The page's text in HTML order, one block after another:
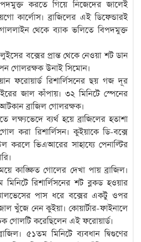
করতে গিয়ে নিজেদের জালেই
কার্লোস। ব্রাজিলের এই ডিফেন্ডারই
থেকে ব্যাক ভলিতে বিপদমুক্ত
বক্সের প্রান্ত থেকে নেওয়া শট ডান
গোলরক্ষক উনাই সিমোন।
ফরোয়ার্ড রিশার্লিসনের ছয় গজ দূর
জাল কাঁপায়। ৩২ মিনিটে স্পেনের
ব্রাজিল গোলরক্ষক।
লক্ষ্যভেদে ব্যর্থ হয়ে ব্রাজিলের হতাশা
করা রিশার্লিসন। কুইয়াকে ডি-বক্সে
করলে ভিএআরের সাহায্যে পেনাল্টির
কাঙ্ক্ষিত গোলের দেখা পায় ব্রাজিল।
রিশার্লিসনের শট ব্লকড হওয়ার
পাস ধরে বক্সের একটু ওপর
খুঁজে নেন কুইয়া। কোয়ার্টার-ফাইনালে
গোলটি করেছিলেন এই ফরোয়ার্ড।
৫১তম মিনিটে ব্যবধান দ্বিগুণের